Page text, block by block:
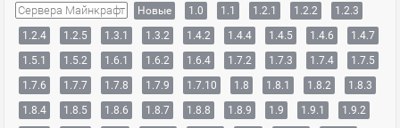
Сервера Майнкрафт Новые 1.0 1.1 1.2.1 1.2.2
1.2.3
1.2.4
1.2.5 1.3.1 1.3.2 1.4.2 1.4.4 1.4.5 1.4.6
1.4.7
1.5.1
1.5.2 1.6.1 1.6.2 1.6.4 1.7.2 1.7.3 1.7.4
1.7.5
1.7.6
1.7.7 1.7.8 1.7.9 1.7.10 1.8 1.8.1 1.8.2
1.8.3
1.8.4
1.8.5 1.8.6 1.8.7 1.8.8 1.8.9 1.9 1.9.1
1.9.2